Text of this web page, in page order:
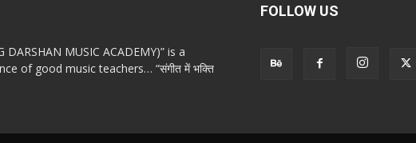
MUSIC ACADEMY)” is a
of good music teachers… “संगीत में भक्ति
FOLLOW US